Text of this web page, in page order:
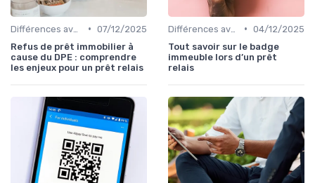
• 07/12/2025
Refus de prêt immobilier à
cause du DPE : comprendre
les enjeux pour un prêt relais
• 04/12/2025
Tout savoir sur le badge
immeuble lors d’un prêt
relais